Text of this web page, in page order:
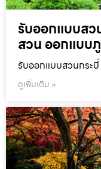
รับออกแบบสว
สวน ออกแบบ
รับออกแบบสวนกระ
ดูเพิ่มเติม »